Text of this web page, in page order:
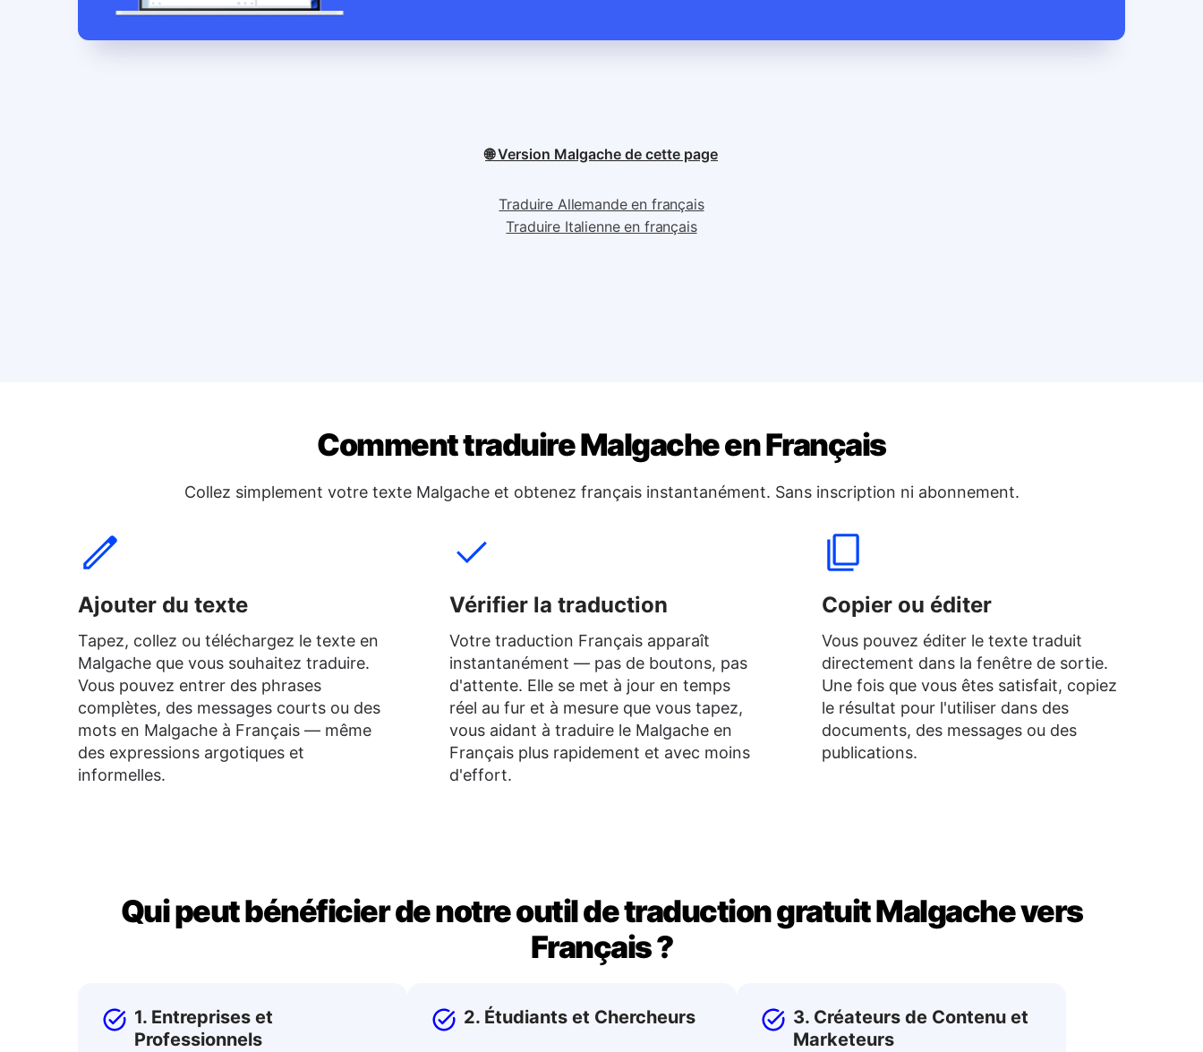
🌐 Version Malgache de cette page
Traduire Allemande en français
Traduire Italienne en français
Comment traduire Malgache en Français
Collez simplement votre texte Malgache et obtenez français instantanément. Sans inscription ni abonnement.
Ajouter du texte
Tapez, collez ou téléchargez le texte en
Malgache que vous souhaitez traduire.
Vous pouvez entrer des phrases
complètes, des messages courts ou des
mots en Malgache à Français — même
des expressions argotiques et
informelles.
Vérifier la traduction
Votre traduction Français apparaît
instantanément — pas de boutons, pas
d'attente. Elle se met à jour en temps
réel au fur et à mesure que vous tapez,
vous aidant à traduire le Malgache en
Français plus rapidement et avec moins
d'effort.
Copier ou éditer
Vous pouvez éditer le texte traduit
directement dans la fenêtre de sortie.
Une fois que vous êtes satisfait, copiez
le résultat pour l'utiliser dans des
documents, des messages ou des
publications.
Qui peut bénéficier de notre outil de traduction gratuit Malgache vers
Français ?
1. Entreprises et
Professionnels
2. Étudiants et Chercheurs
3. Créateurs de Contenu et
Marketeurs